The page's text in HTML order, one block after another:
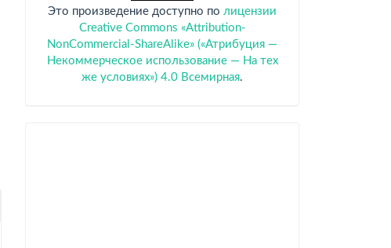
Это произведение доступно по лицензии
Creative Commons «Attribution-
NonCommercial-ShareAlike» («Атрибуция —
Некоммерческое использование — На тех
же условиях») 4.0 Всемирная.